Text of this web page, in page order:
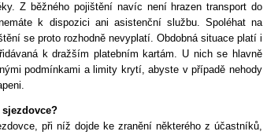
Z běžného pojištění navíc není hrazen transport do
k dispozici ani asistenční službu. Spoléhat na
se proto rozhodně nevyplatí. Obdobná situace platí i
k dražším platebním kartám. U nich se hlavně
podmínkami a limity krytí, abyste v případě nehody
při níž dojde ke zranění některého z účastníků,